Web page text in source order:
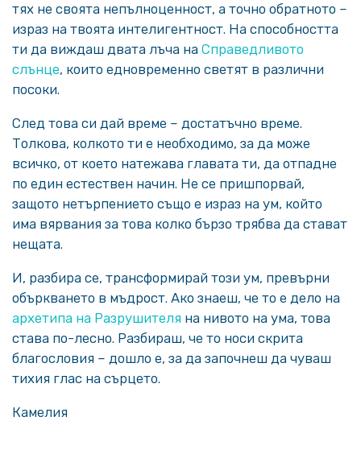
тях не своята непълноценност, а точно обратното –
израз на твоята интелигентност. На способността
ти да виждаш двата лъча на Справедливото
слънце, които едновременно светят в различни
посоки.
След това си дай време – достатъчно време.
Толкова, колкото ти е необходимо, за да може
всичко, от което натежава главата ти, да отпадне
по един естествен начин. Не се пришпорвай,
защото нетърпението също е израз на ум, който
има вярвания за това колко бързо трябва да стават
нещата.
И, разбира се, трансформирай този ум, превърни
объркването в мъдрост. Ако знаеш, че то е дело на
архетипа на Разрушителя на нивото на ума, това
става по-лесно. Разбираш, че то носи скрита
благословия – дошло е, за да започнеш да чуваш
тихия глас на сърцето.
Камелия